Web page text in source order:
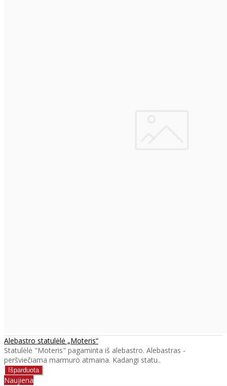
Alebastro statulėlė „Moteris“
Statulėlė "Moteris" pagaminta iš alebastro. Alebastras -
peršviečiama marmuro atmaina. Kadangi statu..
Naujiena